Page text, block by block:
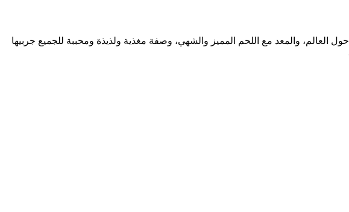
العالم، والمعد مع اللحم المميز والشهي، وصفة مغذية ولذيذة ومحببة للجميع جربيها